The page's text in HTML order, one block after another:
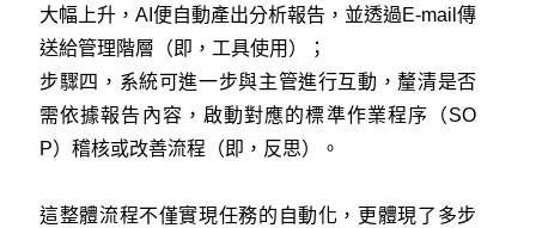
大幅上升，AI便自動產出分析報告，並透過E-mail傳
送給管理階層（即，工具使用）；
步驟四，系統可進一步與主管進行互動，釐清是否
需依據報告內容，啟動對應的標準作業程序（SO
P）稽核或改善流程（即，反思）。
這整體流程不僅實現任務的自動化，更體現了多步